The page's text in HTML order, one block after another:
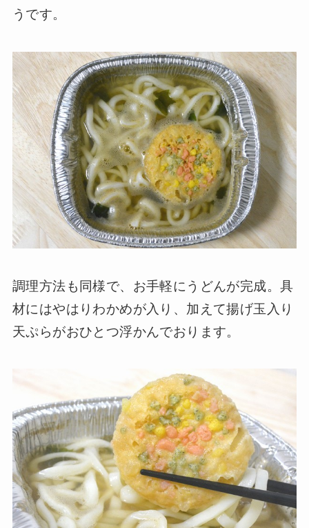
うです。
調理方法も同様で、お手軽にうどんが完成。具
材にはやはりわかめが入り、加えて揚げ玉入り
天ぷらがおひとつ浮かんでおります。